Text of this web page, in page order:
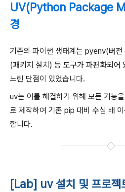
UV(Python Package
경
기존의 파이썬 생태계는 pyenv(버
(패키지 설치) 등 도구가 파편화되어
느린 단점이 있었습니다.
uv는 이를 해결하기 위해 모든 기능
로 제작하여 기존 pip 대비 수십 배
합니다.
[Lab] uv 설치 및 프로젝